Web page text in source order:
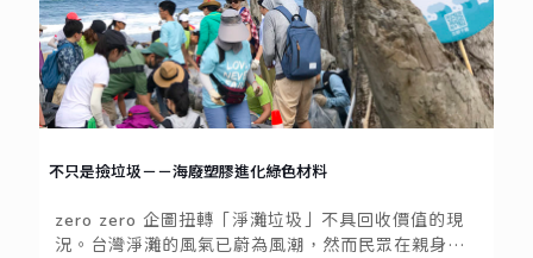
不只是撿垃圾－－海廢塑膠進化綠色材料
zero zero 企圖扭轉「淨灘垃圾」不具回收價值的現
況。台灣淨灘的風氣已蔚為風潮，然而民眾在親身力